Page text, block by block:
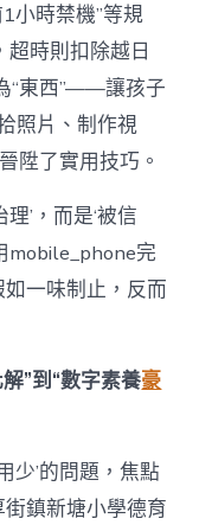
小時禁機”等規
超時則扣除越日
“東西”——讓孩子
照片、制作視
陞了實用技巧。
理’，而是‘被信
mobile_phone完
一味制止，反而
”到“數字素養豪
少’的問題，焦點
鎮新塘小學德育